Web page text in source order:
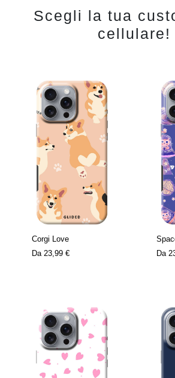
Scegli la tua
cellulare!
Corgi Love
Da 23,99 €
Da